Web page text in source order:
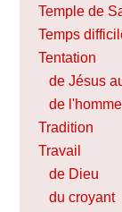
Temple de
Temps
Tentation
de Jésus
de l'homme
Tradition
Travail
de Dieu
du croyant